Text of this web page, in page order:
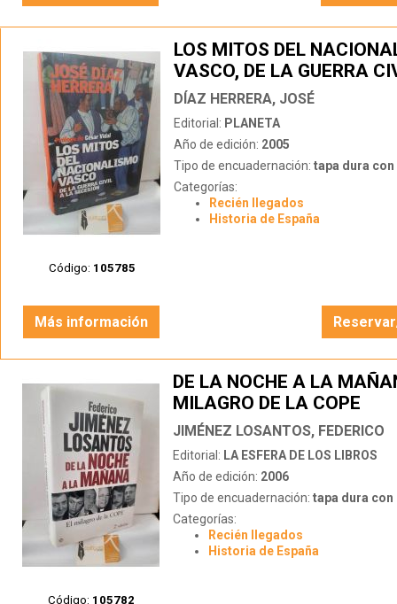
Código: 105785
LOS MITOS DEL
VASCO, DE LA GUERRA
SECESIÓN
DÍAZ HERRERA, JOSÉ
Editorial: PLANETA
Año de edición: 2005
Tipo de encuadernación: tapa dura con
Categorías:
Recién llegados
Historia de España
Más información
Código: 105782
DE LA NOCHE A LA
MILAGRO DE LA COPE
JIMÉNEZ LOSANTOS, FEDERICO
Editorial: LA ESFERA DE LOS LIBROS
Año de edición: 2006
Tipo de encuadernación: tapa dura con
Categorías:
Recién llegados
Historia de España